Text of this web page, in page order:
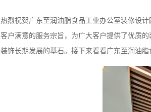
热烈祝贺广东至润油脂食品工业办公室装修设
客户满意的服务宗旨，为广大客户提供了优质
装饰长期发展的基石。接下来看看广东至润油